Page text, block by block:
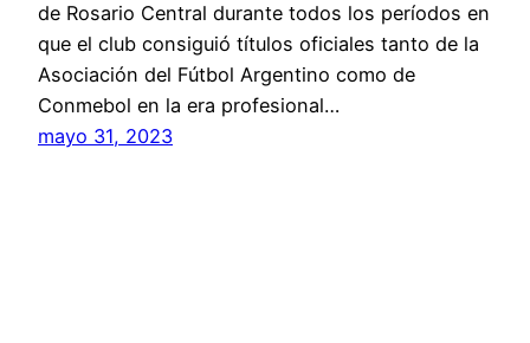
de Rosario Central durante todos los períodos en
que el club consiguió títulos oficiales tanto de la
Asociación del Fútbol Argentino como de
Conmebol en la era profesional…
mayo 31, 2023